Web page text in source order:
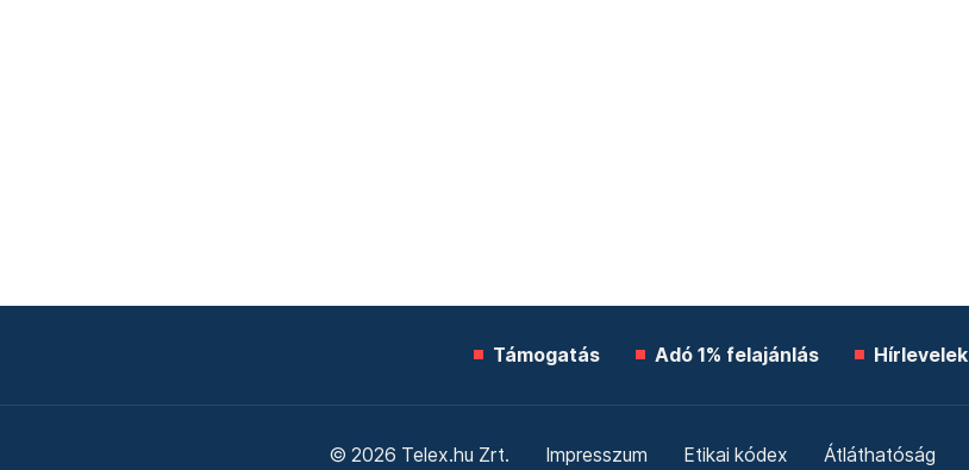
Támogatás Adó 1% felajánlás Hírlevelek
© 2026 Telex.hu Zrt. Impresszum Etikai kódex Átláthatóság